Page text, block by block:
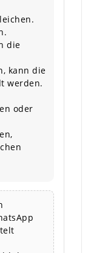
die
kann die
werden.
oder